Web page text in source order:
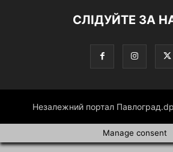
СЛІДУЙТЕ ЗА
Незалежний портал
Manage consent